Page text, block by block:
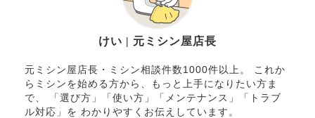
けい | 元ミシン屋店長
元ミシン屋店長・ミシン相談件数1000件以上。 これか
らミシンを始める方から、もっと上手になりたい方ま
で、 「選び方」「使い方」「メンテナンス」「トラブ
ル対応」を わかりやすくお伝えしています。